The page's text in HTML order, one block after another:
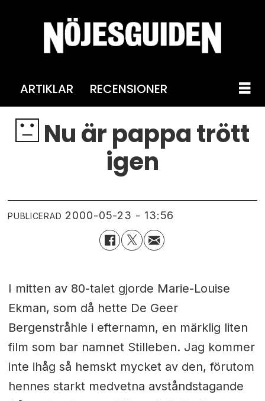
ARTIKLAR RECENSIONER
Nu är pappa trött
igen
PUBLICERAD 2000-05-23 - 13:56
I mitten av 80-talet gjorde Marie-Louise
Ekman, som då hette De Geer
Bergenstråhle i efternamn, en märklig liten
film som bar namnet Stilleben. Jag kommer
inte ihåg så hemskt mycket av den, förutom
hennes starkt medvetna avståndstagande